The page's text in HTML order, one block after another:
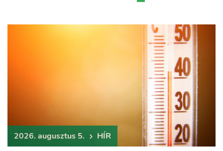
2026. augusztus 5. HÍR